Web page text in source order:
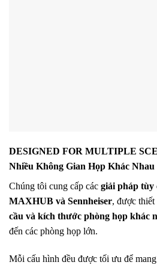
DESIGNED FOR MULTIPLE
Nhiều Không Gian Họp Khác Nhau
Chúng tôi cung cấp các giải pháp tùy
MAXHUB và Sennheiser, được
cầu và kích thước phòng họp khác
đến các phòng họp lớn.
Mỗi cấu hình đều được tối ưu để